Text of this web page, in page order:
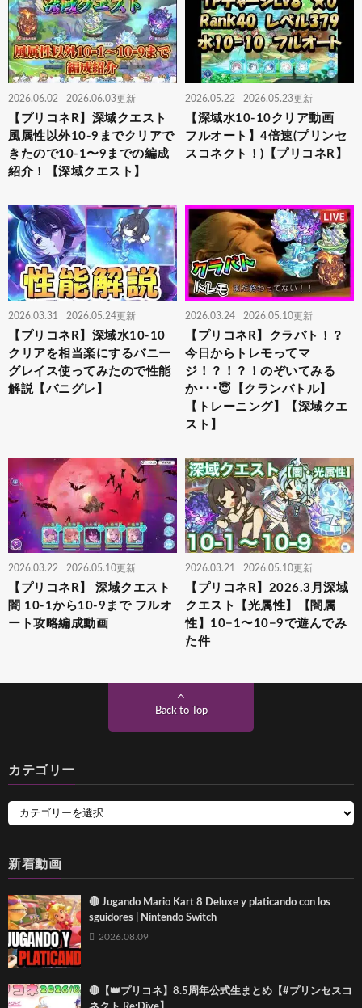
2026.06.02 2026.06.03更新
【プリコネR】深域クエスト
風属性以外10-9までクリアで
きたので10-1〜9までの編成
紹介！【深域クエスト】
2026.05.22 2026.05.23更新
【深域水10-10クリア動画
フルオート】4倍速(プリンセ
スコネクト！)【プリコネR】
2026.03.31 2026.05.24更新
【プリコネR】深域水10-10
クリアを相当楽にするバニー
グレイス使ってみたので性能
解説【バニグレ】
2026.03.24 2026.05.10更新
【プリコネR】クラバト！？
今日からトレモってマ
ジ！？！？！のぞいてみる
か･･･😇【クランバトル】
【トレーニング】【深域クエ
スト】
2026.03.22 2026.05.10更新
【プリコネR】 深域クエスト
闇 10-1から10-9まで フルオ
ート攻略編成動画
2026.03.21 2026.05.10更新
【プリコネR】2026.3月深域
クエスト【光属性】【闇属
性】10−1〜10−9で遊んでみ
た件
Back to Top
カテゴリー
新着動画
🔴 Jugando Mario Kart 8 Deluxe y platicando con los
sguidores | Nintendo Switch
2026.08.09
🔴【👑プリコネ】8.5周年公式生まとめ【#プリンセスコ